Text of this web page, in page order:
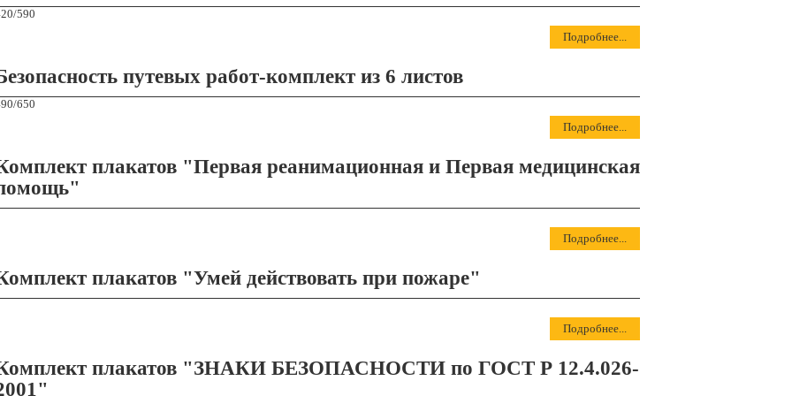
590
Подробнее...
путевых работ-комплект из 6 листов
650
Подробнее...
плакатов "Первая реанимационная и Первая медицинская
Подробнее...
плакатов "Умей действовать при пожаре"
Подробнее...
плакатов "ЗНАКИ БЕЗОПАСНОСТИ по ГОСТ Р 12.4.026-